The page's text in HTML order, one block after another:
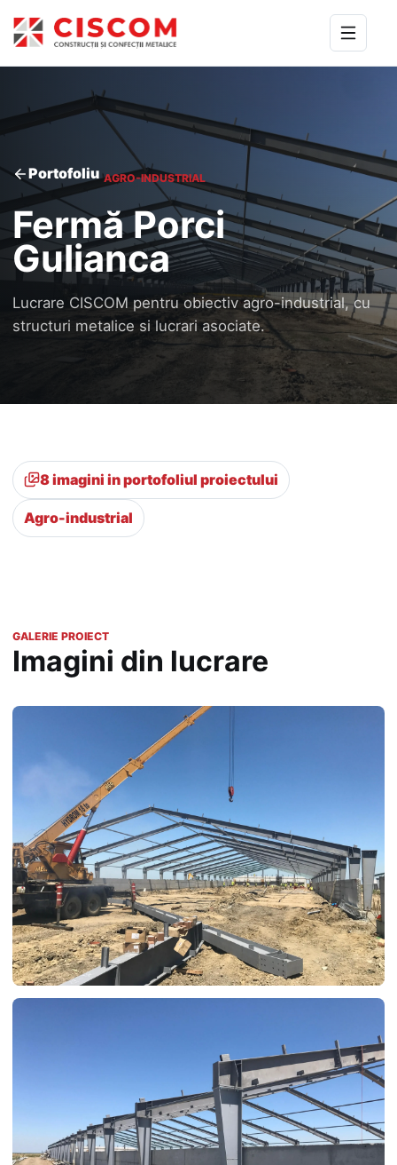
Portofoliu AGRO-INDUSTRIAL
Fermă Porci
Gulianca
Lucrare CISCOM pentru obiectiv agro-industrial, cu
structuri metalice si lucrari asociate.
8 imagini in portofoliul proiectului
Agro-industrial
GALERIE PROIECT
Imagini din lucrare